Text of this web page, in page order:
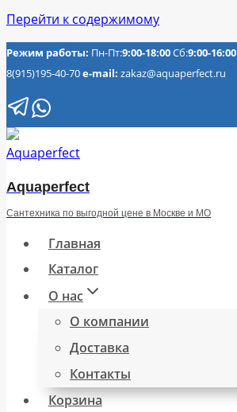
Перейти к содержимому
Режим работы: Пн-Пт:9:00-18:00Сб:9:00-16:00
8(915)195-40-70e-mail: zakaz@aquaperfect.ru
Aquaperfect
Сантехника по выгодной цене в Москве и МО
Главная
Каталог
О нас
О компании
Доставка
Контакты
Корзина